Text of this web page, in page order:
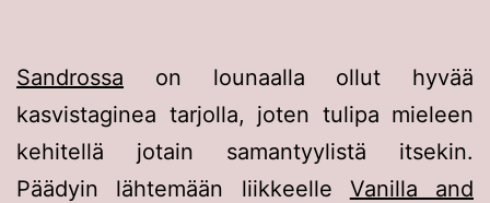
Sandrossa on lounaalla ollut hyvää
kasvistaginea tarjolla, joten tulipa mieleen
kehitellä jotain samantyylistä itsekin.
Päädyin lähtemään liikkeelle Vanilla and